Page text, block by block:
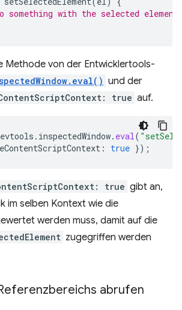
something with the selected element
Methode von der Entwicklertools-
und der
true auf.
. inspectedWindow. eval(
: true });
true gibt an,
im selben Kontext wie die
werden muss, damit auf die
zugegriffen werden
abrufen